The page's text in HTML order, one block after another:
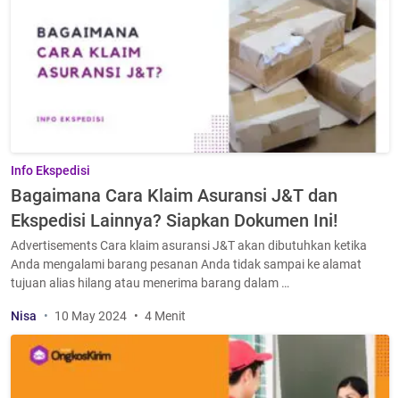
Info Ekspedisi
Bagaimana Cara Klaim Asuransi J&T dan
Ekspedisi Lainnya? Siapkan Dokumen Ini!
Advertisements Cara klaim asuransi J&T akan dibutuhkan ketika
Anda mengalami barang pesanan Anda tidak sampai ke alamat
tujuan alias hilang atau menerima barang dalam …
Nisa 10 May 2024 4 Menit